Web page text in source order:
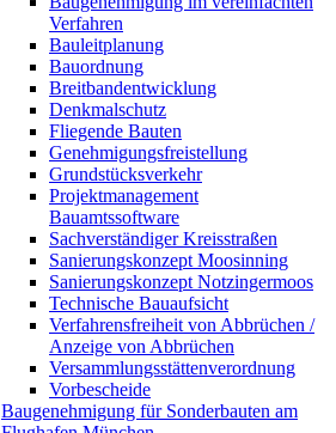
Verfahren
Bauleitplanung
Bauordnung
Breitbandentwicklung
Denkmalschutz
Fliegende Bauten
Genehmigungsfreistellung
Grundstücksverkehr
Projektmanagement
Bauamtssoftware
Sachverständiger Kreisstraßen
Sanierungskonzept Moosinning
Sanierungskonzept Notzingermoos
Technische Bauaufsicht
Verfahrensfreiheit von Abbrüchen /
Anzeige von Abbrüchen
Versammlungsstättenverordnung
Vorbescheide
Baugenehmigung für Sonderbauten am